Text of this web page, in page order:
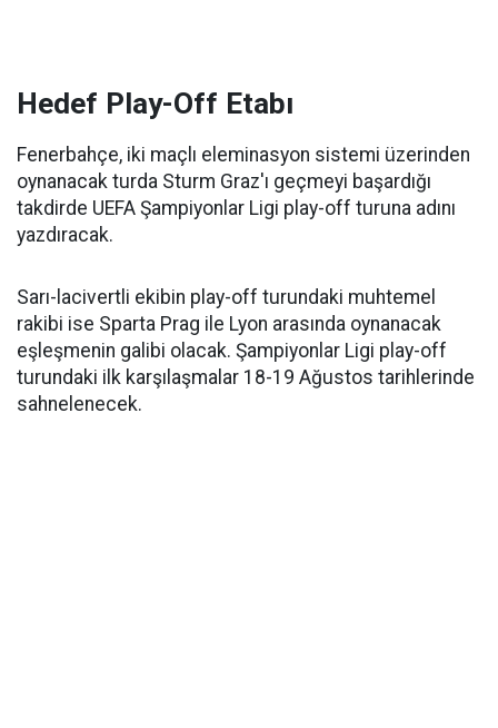
Hedef Play-Off Etabı
Fenerbahçe, iki maçlı eleminasyon sistemi üzerinden
oynanacak turda Sturm Graz'ı geçmeyi başardığı
takdirde UEFA Şampiyonlar Ligi play-off turuna adını
yazdıracak.
Sarı-lacivertli ekibin play-off turundaki muhtemel
rakibi ise Sparta Prag ile Lyon arasında oynanacak
eşleşmenin galibi olacak. Şampiyonlar Ligi play-off
turundaki ilk karşılaşmalar 18-19 Ağustos tarihlerinde
sahnelenecek.